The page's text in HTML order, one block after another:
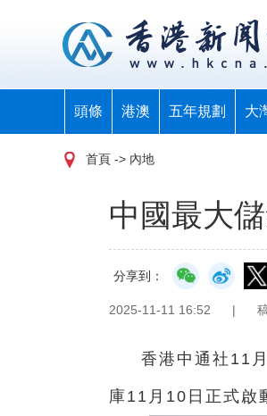
頭條 港澳 五年規劃 大
首頁 -> 內地
中國最大
分享到：
2025-11-11 16:52 |
香港中通社11
庫11月10日正式啟